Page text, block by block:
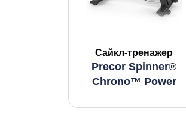
Сайкл-тренажер
Precor Spinner®
Chrono™ Power